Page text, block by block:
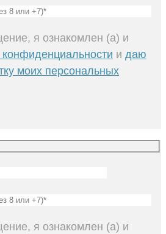
я ознакомлен (а) и
конфиденциальности и даю
моих персональных
я ознакомлен (а) и